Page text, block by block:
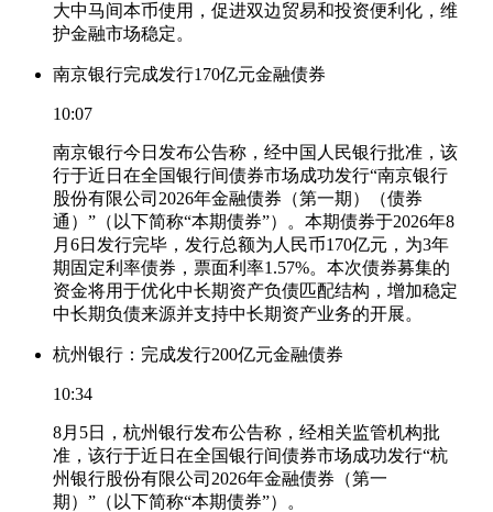
大中马间本币使用，促进双边贸易和投资便利化，维
护金融市场稳定。
南京银行完成发行170亿元金融债券
10:07
南京银行今日发布公告称，经中国人民银行批准，该
行于近日在全国银行间债券市场成功发行“南京银行
股份有限公司2026年金融债券（第一期）（债券
通）”（以下简称“本期债券”）。本期债券于2026年8
月6日发行完毕，发行总额为人民币170亿元，为3年
期固定利率债券，票面利率1.57%。本次债券募集的
资金将用于优化中长期资产负债匹配结构，增加稳定
中长期负债来源并支持中长期资产业务的开展。
杭州银行：完成发行200亿元金融债券
10:34
8月5日，杭州银行发布公告称，经相关监管机构批
准，该行于近日在全国银行间债券市场成功发行“杭
州银行股份有限公司2026年金融债券（第一
期）”（以下简称“本期债券”）。